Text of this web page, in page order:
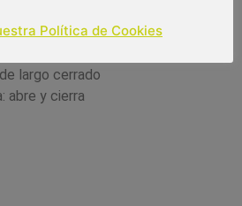
de 58 cm
largo cerrado
abre y cierra
Política de Cookies